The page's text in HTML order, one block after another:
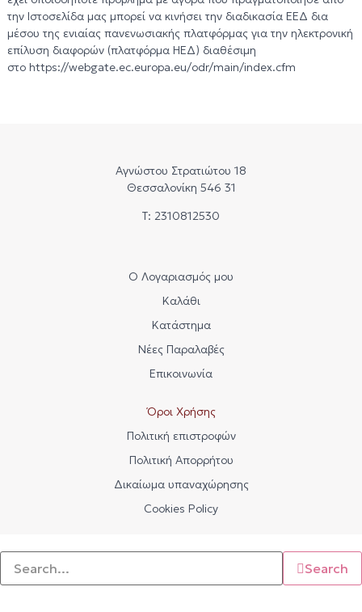
την Ιστοσελίδα μας μπορεί να κινήσει την διαδικασία ΕΕΔ δια
μέσου της ενιαίας πανενωσιακής πλατφόρμας για την ηλεκτρονική
επίλυση διαφορών (πλατφόρμα ΗΕΔ) διαθέσιμη
στο https://webgate.ec.europa.eu/odr/main/index.cfm
Αγνώστου Στρατιώτου 18
Θεσσαλονίκη 546 31
Τ: 2310812530
Ο Λογαριασμός μου
Καλάθι
Κατάστημα
Νέες Παραλαβές
Επικοινωνία
Όροι Χρήσης
Πολιτική επιστροφών
Πολιτική Απορρήτου
Δικαίωμα υπαναχώρησης
Cookies Policy
Search